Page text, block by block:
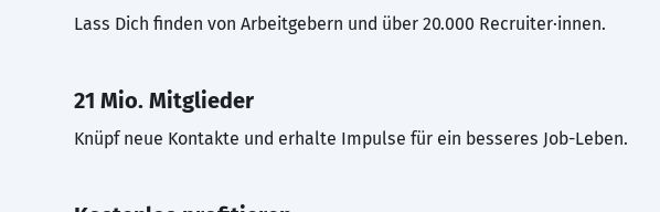
Lass Dich finden von Arbeitgebern und über 20.000 Recruiter·innen.
21 Mio. Mitglieder
Knüpf neue Kontakte und erhalte Impulse für ein besseres Job-Leben.